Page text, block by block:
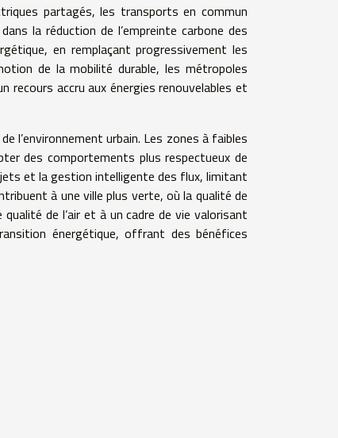
partagés, les transports en commun
la réduction de l’empreinte carbone des
en remplaçant progressivement les
de la mobilité durable, les métropoles
recours accru aux énergies renouvelables et
l’environnement urbain. Les zones à faibles
des comportements plus respectueux de
et la gestion intelligente des flux, limitant
à une ville plus verte, où la qualité de
de l’air et à un cadre de vie valorisant
énergétique, offrant des bénéfices